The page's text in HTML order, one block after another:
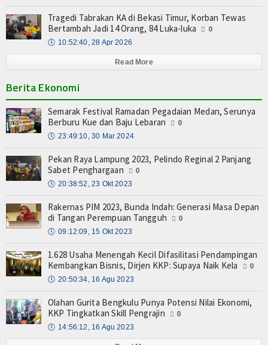
Tragedi Tabrakan KA di Bekasi Timur, Korban Tewas
Bertambah Jadi 14 Orang, 84 Luka-luka
0
🕔 10:52:40, 28 Apr 2026
Read More
Berita Ekonomi
Semarak Festival Ramadan Pegadaian Medan, Serunya
Berburu Kue dan Baju Lebaran
0
🕔 23:49:10, 30 Mar 2024
Pekan Raya Lampung 2023, Pelindo Reginal 2 Panjang
Sabet Penghargaan
0
🕔 20:38:52, 23 Okt 2023
Rakernas PIM 2023, Bunda Indah: Generasi Masa Depan
di Tangan Perempuan Tangguh
0
🕔 09:12:09, 15 Okt 2023
1.628 Usaha Menengah Kecil Difasilitasi Pendampingan
Kembangkan Bisnis, Dirjen KKP: Supaya Naik Kela
0
🕔 20:50:34, 16 Agu 2023
Olahan Gurita Bengkulu Punya Potensi Nilai Ekonomi,
KKP Tingkatkan Skill Pengrajin
0
🕔 14:56:12, 16 Agu 2023